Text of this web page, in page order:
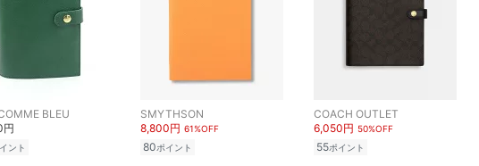
BLEU
円
ント
SMYTHSON
8,800円 61%OFF
80ポイント
COACH OUTLET
6,050円 50%OFF
55ポイント